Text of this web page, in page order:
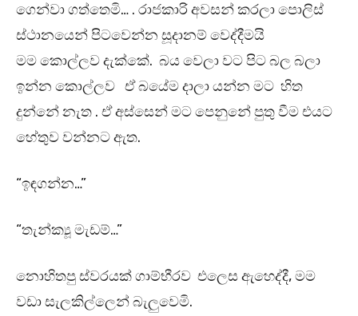
ගෙන්වා ගත්තෙමි… . රාජකාරි අවසන් කරලා පොලිස්
ස්ථානයෙන් පිටවෙන්න සූදානම් වෙද්දීමයි
මම කොල්ලව දැක්කේ. බය වෙලා වට පිට බල බලා
ඉන්න කොල්ලව ඒ බයේම දාලා යන්න මට හිත
දුන්නේ නැත . ඒ අස්සෙන් මට පෙනුනේ පුතු වීම එයට
හේතුව වන්නට ඇත.
“ඉඳගන්න…”
“තැන්ක්‍යූ මැඩම්…”
නොහිතපු ස්වරයක් ගාම්භීරව එලෙස ඇහෙද්දී, මම
වඩා සැලකිල්ලෙන් බැලුවෙමි.